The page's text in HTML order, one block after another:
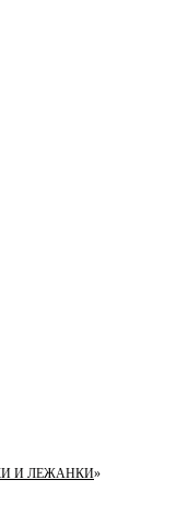
И ЛЕЖАНКИ»